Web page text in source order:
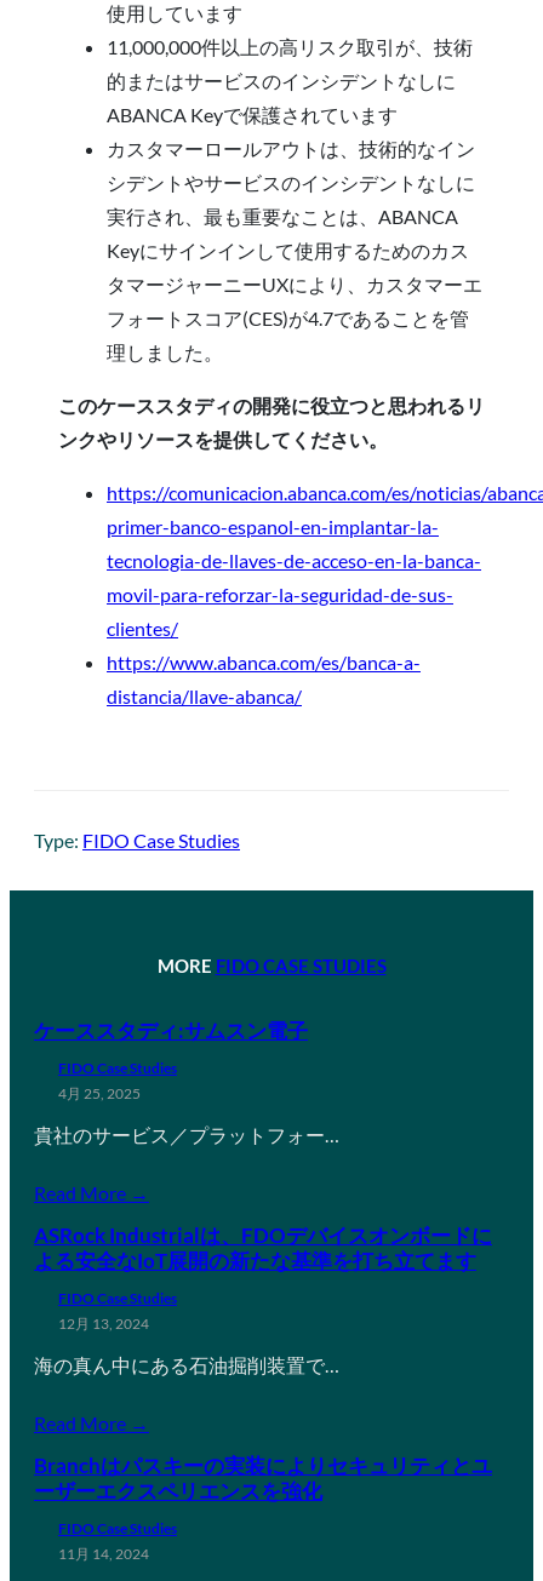
使用しています
11,000,000件以上の高リスク取引が、技術
的またはサービスのインシデントなしに
ABANCA Keyで保護されています
カスタマーロールアウトは、技術的なイン
シデントやサービスのインシデントなしに
実行され、最も重要なことは、ABANCA
Keyにサインインして使用するためのカス
タマージャーニーUXにより、カスタマーエ
フォートスコア(CES)が4.7であることを管
理しました。
このケーススタディの開発に役立つと思われるリ
ンクやリソースを提供してください。
https://comunicacion.abanca.com/es/noticias/
primer-banco-espanol-en-implantar-la-
tecnologia-de-llaves-de-acceso-en-la-banca-
movil-para-reforzar-la-seguridad-de-sus-
clientes/
https://www.abanca.com/es/banca-a-
distancia/llave-abanca/
Type: FIDO Case Studies
MORE FIDO CASE STUDIES
ケーススタディ:サムスン電子
FIDO Case Studies
4月 25, 2025
貴社のサービス／プラットフォー…
Read More →
ASRock Industrialは、FDOデバイスオンボードに
よる安全なIoT展開の新たな基準を打ち立てます
FIDO Case Studies
12月 13, 2024
海の真ん中にある石油掘削装置で…
Read More →
Branchはパスキーの実装によりセキュリティとユ
ーザーエクスペリエンスを強化
FIDO Case Studies
11月 14, 2024